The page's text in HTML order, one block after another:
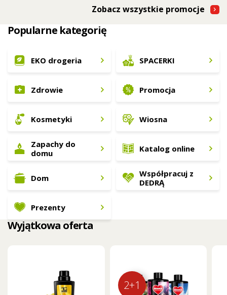
Zobacz wszystkie promocje
Popularne kategorię
EKO drogeria
Zdrowie
Kosmetyki
Zapachy do
domu
Dom
Prezenty
SPACERKI
Promocja
Wiosna
Katalog online
Współpracuj z
DEDRĄ
Wyjątkowa oferta
2+1